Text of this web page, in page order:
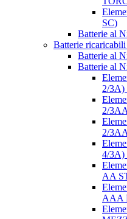
SC)
Batterie al
Batterie
Batterie al
Batterie al
2/3A)
2/
2/
4/3A)
AA
AAA